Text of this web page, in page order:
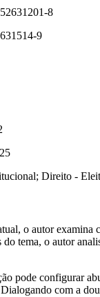
8
9
Direito -
o autor
do tema, o autor
pode configurar
com a